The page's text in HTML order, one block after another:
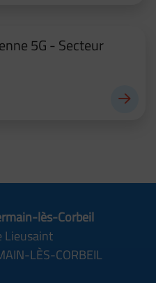
5G - Secteur
lès-Corbeil
Lieusaint
LÈS-CORBEIL